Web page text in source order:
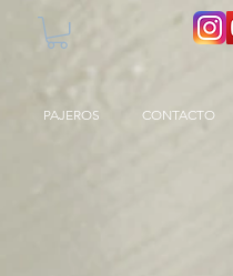
PAJEROS CONTACTO